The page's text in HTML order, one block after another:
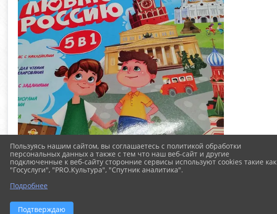
Пользуясь нашим сайтом, вы соглашаетесь с политикой обработки
персональных данных а также с тем что наш веб-сайт и другие
подключенные к веб-сайту сторонние сервисы используют cookies такие как
"Госуслуги", "PRO.Культура", "Спутник аналитика".
Подробнее
Подтверждаю